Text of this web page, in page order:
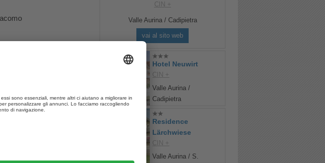
CIN +
Valle Aurina / Cadipietra
vai al sito web
Hotel Neuwirt
CIN +
Valle Aurina /
Cadipietra
Residence
Lärchwiese
CIN +
Valle Aurina / S.